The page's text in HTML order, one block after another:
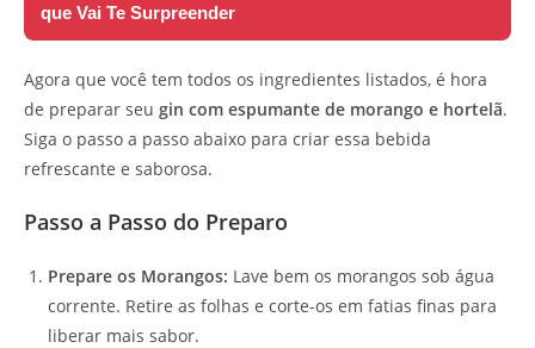
que Vai Te Surpreender
Agora que você tem todos os ingredientes listados, é hora
de preparar seu gin com espumante de morango e hortelã.
Siga o passo a passo abaixo para criar essa bebida
refrescante e saborosa.
Passo a Passo do Preparo
Prepare os Morangos: Lave bem os morangos sob água
corrente. Retire as folhas e corte-os em fatias finas para
liberar mais sabor.